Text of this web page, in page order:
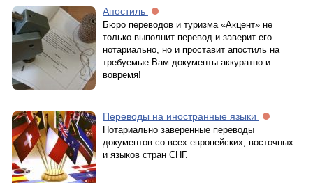
Апостиль
Бюро переводов и туризма «Акцент» не
только выполнит перевод и заверит его
нотариально, но и проставит апостиль на
требуемые Вам документы аккуратно и
вовремя!
Переводы на иностранные языки
Нотариально заверенные переводы
документов со всех европейских, восточных
и языков стран СНГ.